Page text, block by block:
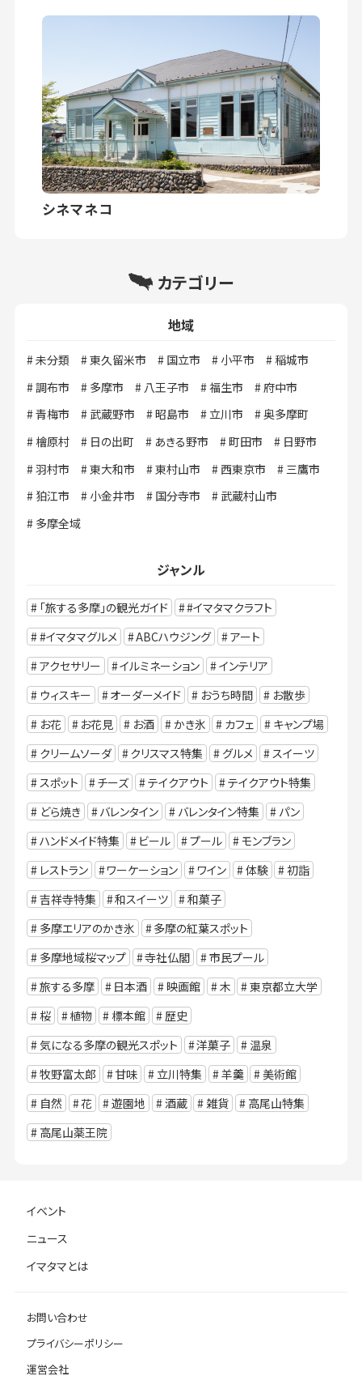
シネマネコ
カテゴリー
地域
未分類 東久留米市 国立市 小平市
稲城市
調布市
多摩市 八王子市 福生市
府中市
青梅市
武蔵野市 昭島市 立川市
奥多摩町
檜原村
日の出町 あきる野市 町田市
日野市
羽村市
東大和市 東村山市 西東京市
三鷹市
狛江市
小金井市 国分寺市
武蔵村山市
多摩全域
ジャンル
「旅する多摩」の観光ガイド
#イマタマクラフト
#イマタマグルメ
ABCハウジング
アート
アクセサリー
イルミネーション
インテリア
ウィスキー
オーダーメイド おうち時間
お散歩
お花
お花見 お酒 かき氷 カフェ
キャンプ場
クリームソーダ
クリスマス特集 グルメ
スイーツ
スポット
チーズ テイクアウト
テイクアウト特集
どら焼き
バレンタイン バレンタイン特集
パン
ハンドメイド特集
ビール プール
モンブラン
レストラン
ワーケーション ワイン 体験
初詣
吉祥寺特集
和スイーツ
和菓子
多摩エリアのかき氷
多摩の紅葉スポット
多摩地域桜マップ
寺社仏閣
市民プール
旅する多摩
日本酒 映画館 木
東京都立大学
桜
植物 標本館
歴史
気になる多摩の観光スポット
洋菓子
温泉
牧野富太郎
甘味 立川特集 羊羹
美術館
自然
花 遊園地 酒蔵 雑貨
高尾山特集
高尾山薬王院
イベント
ニュース
イマタマとは
お問い合わせ
プライバシーポリシー
運営会社